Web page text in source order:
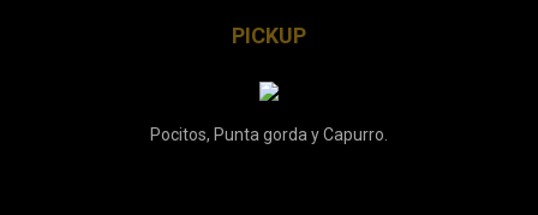
PICKUP
Pocitos, Punta gorda y Capurro.